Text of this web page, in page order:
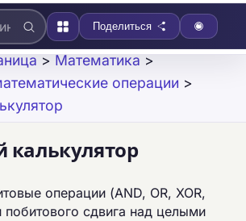
Поделиться
> Математика >
операции >
калькулятор
операции (AND, OR, XOR,
побитового сдвига над целыми